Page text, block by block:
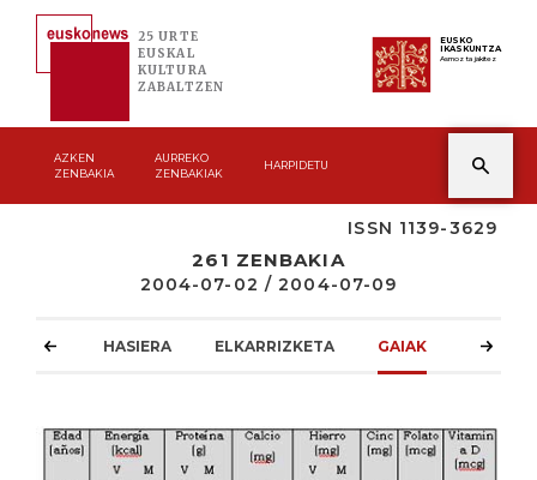
25 URTE
EUSKAL
KULTURA
ZABALTZEN
EUSKO
IKASKUNTZA
Asmoz ta jakitez
AZKEN
ZENBAKIA
AURREKO
ZENBAKIAK
HARPIDETU
ISSN 1139-3629
261 ZENBAKIA
2004-07-02 / 2004-07-09
HASIERA ELKARRIZKETA GAIAK